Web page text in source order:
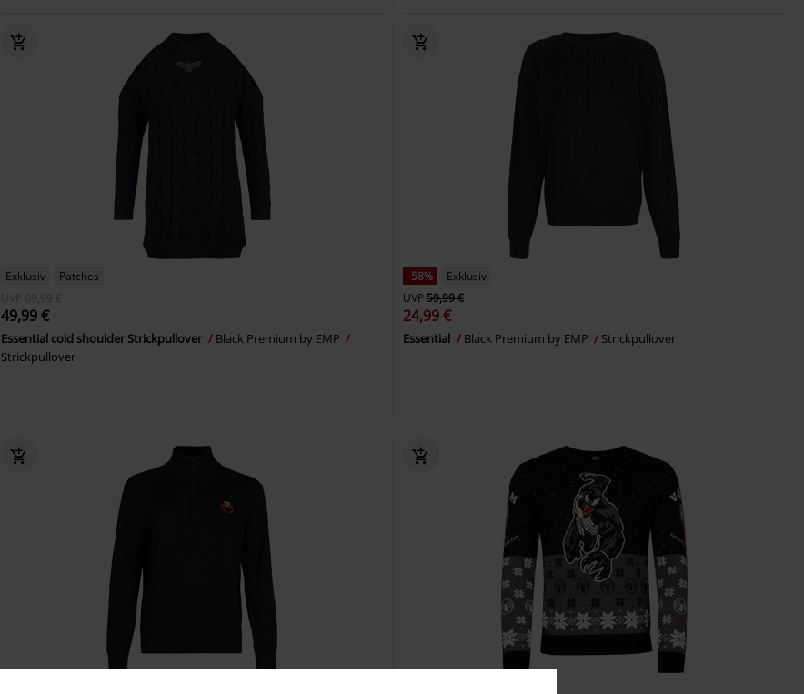
Exklusiv
Patches
UVP
69,99 €
49,99 €
Essential cold shoulder Strickpullover
Black Premium by EMP
Strickpullover
-58%
Exklusiv
UVP59,99 €
24,99 €
Essential Black Premium by EMP Strickpullover